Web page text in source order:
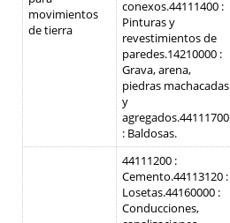
movimientos
de tierra
conexos.44111400 :
Pinturas y
revestimientos de
paredes.14210000 :
Grava, arena,
piedras machacadas
y
agregados.44111700
: Baldosas.
44111200 :
Cemento.44113120 :
Losetas.44160000 :
Conducciones,